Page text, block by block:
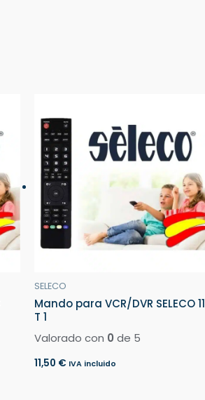
SELECO
Mando para VCR/DVR SELECO 11
T 1
Valorado con 0 de 5
11,50 € IVA incluido